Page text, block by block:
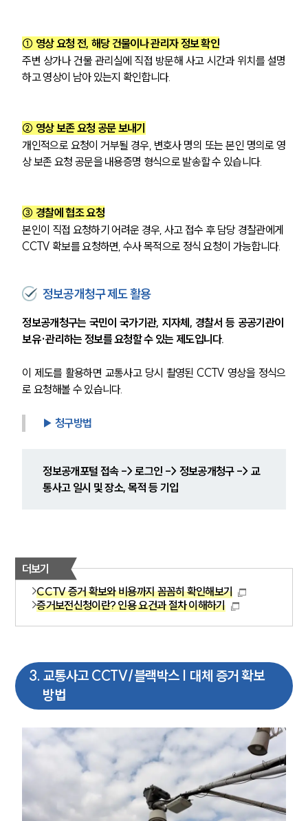
① 영상 요청 전, 해당 건물이나 관리자 정보 확인
주변 상가나 건물 관리실에 직접 방문해 사고 시간과 위치를 설명
하고 영상이 남아 있는지 확인합니다.
② 영상 보존 요청 공문 보내기
개인적으로 요청이 거부될 경우, 변호사 명의 또는 본인 명의로 영
상 보존 요청 공문을 내용증명 형식으로 발송할 수 있습니다.
③ 경찰에 협조 요청
본인이 직접 요청하기 어려운 경우, 사고 접수 후 담당 경찰관에게
CCTV 확보를 요청하면, 수사 목적으로 정식 요청이 가능합니다.
정보공개청구 제도 활용
정보공개청구는 국민이 국가기관, 지자체, 경찰서 등 공공기관이
보유·관리하는 정보를 요청할 수 있는 제도입니다.
이 제도를 활용하면 교통사고 당시 촬영된 CCTV 영상을 정식으
로 요청해볼 수 있습니다.
▶ 청구방법
정보공개포털 접속 -> 로그인 -> 정보공개청구 -> 교
통사고 일시 및 장소, 목적 등 기입
더보기
CCTV 증거 확보와 비용까지 꼼꼼히 확인해보기
증거보전신청이란? 인용 요건과 절차 이해하기
3. 교통사고 CCTV/블랙박스 | 대체 증거 확보
방법